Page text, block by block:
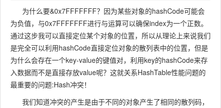
为什么要&0x7FFFFFFF？因为某些对象的hashCode可能会
为负值，与0x7FFFFFFF进行与运算可以确保index为一个正数。
通过这步我可以直接定位某个对象的位置，所以从理论上来说我们
是完全可以利用hashCode直接定位对象的散列表中的位置，但是
为什么会存在一个key-value的键值对，利用key的hashCode来存
入数据而不是直接存放value呢？这就关系HashTable性能问题的
最重要的问题:Hash冲突！
我们知道冲突的产生是由于不同的对象产生了相同的散列码，